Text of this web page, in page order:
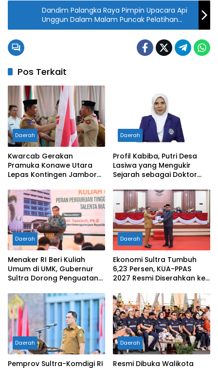
Dandim Palangka Raya Pimpin Upacara Api
Unggun Dalam Malam Puncak Pelatihan
Bela Negara Beta Talawang 1
Pos Terkait
Daerah
Kwarcab Gerakan
Pramuka Konawe Utara
Lepas Kontingen Jambore
Ikbar: Tunjukkan Karakter
Generasi Muda Konut yang
Disiplin dan Berprestasi
Daerah
Profil Kabiba, Putri Desa
Lasiwa yang Mengukir
Sejarah sebagai Doktor
Kelahirannya
Daerah
Menaker RI Beri Kuliah
Umum di UMK, Gubernur
Sultra Dorong Penguatan
Dunia Kerja
Daerah
Ekonomi Sultra Tumbuh
6,23 Persen, KUA-PPAS
2027 Resmi Diserahkan ke
Daerah
Pemprov Sultra-Komdigi RI
Daerah
Resmi Dibuka Walikota